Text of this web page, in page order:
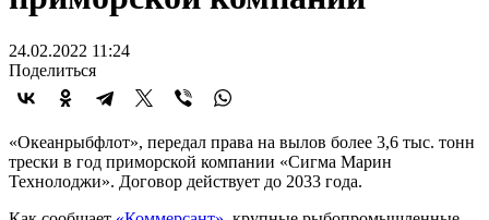
24.02.2022 11:24
Поделиться
«Океанрыбфлот», передал права на вылов более 3,6 тыс. тонн
трески в год приморской компании «Сигма Марин
Технолоджи». Договор действует до 2033 года.